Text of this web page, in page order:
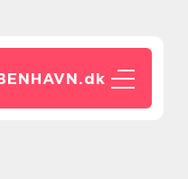
dk